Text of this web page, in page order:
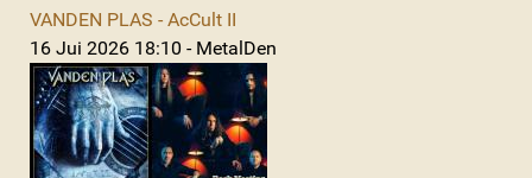
VANDEN PLAS - AcCult II
16 Jui 2026 18:10 - MetalDen